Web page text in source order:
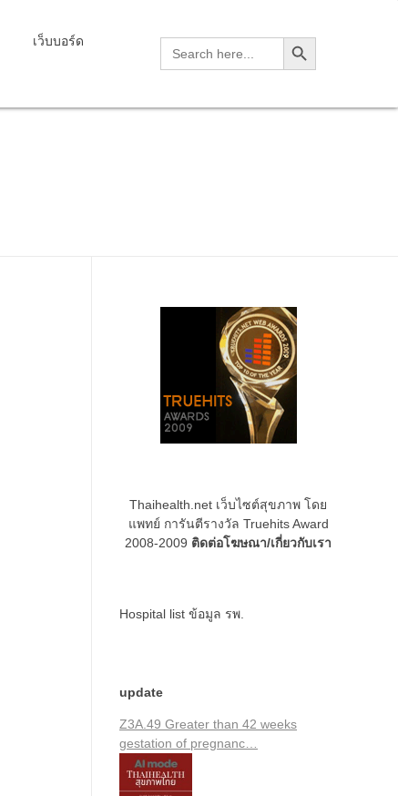
เว็บบอร์ด
Search
for:
Search Button
Thaihealth.net เว็บไซต์สุขภาพ โดย
แพทย์ การันตีรางวัล Truehits Award
2008-2009 ติดต่อโฆษณา/เกี่ยวกับเรา
Hospital list ข้อมูล รพ.
update
Z3A.49 Greater than 42 weeks
gestation of pregnanc…